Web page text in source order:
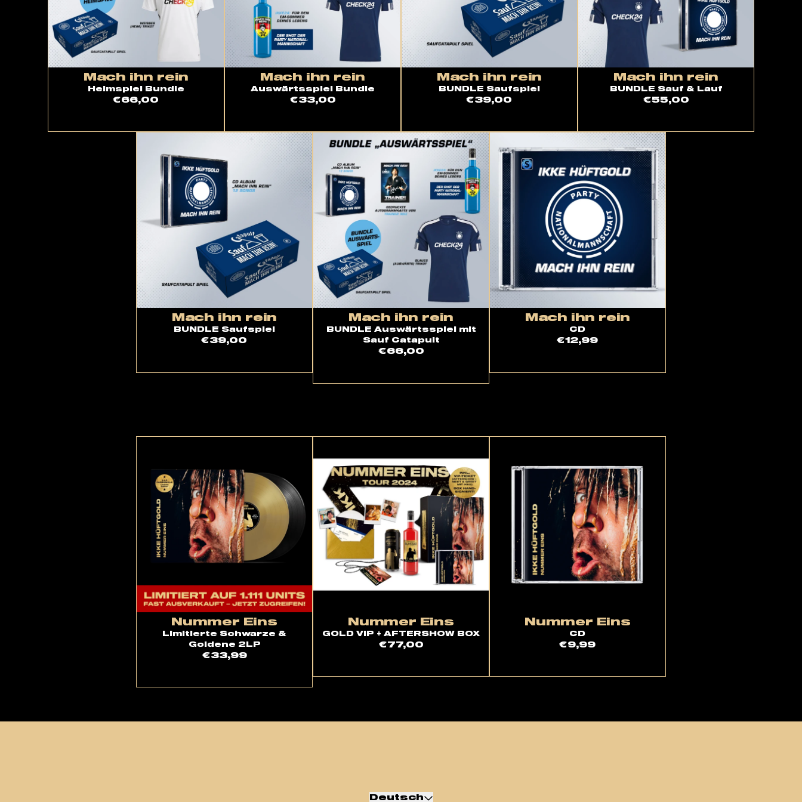
Mach ihn rein
Heimspiel Bundle
€66,00
Mach ihn rein
Auswärtsspiel Bundle
€33,00
Mach ihn rein
BUNDLE Saufspiel
€39,00
Mach ihn rein
BUNDLE Sauf & Lauf
€55,00
Mach ihn rein
BUNDLE Saufspiel
€39,00
Mach ihn rein
BUNDLE Auswärtsspiel mit
Sauf Catapult
€66,00
Mach ihn rein
CD
€12,99
Nummer Eins
Limitierte Schwarze &
Goldene 2LP
€33,99
Nummer Eins
GOLD VIP + AFTERSHOW BOX
€77,00
Nummer Eins
CD
€9,99
Deutsch